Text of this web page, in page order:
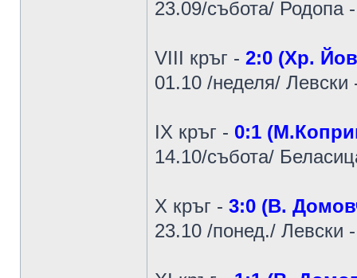
23.09/събота/ Родопа
VIII кръг - 2:0 (Хр.
01.10 /неделя/
IX кръг - 0:1
14.10/събота/
X кръг - 3:0 (В.
23.10 /понед./ Левски